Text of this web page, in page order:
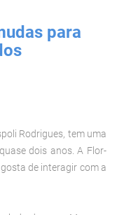
para
Rodrigues, tem uma
dois anos. A Flor-
de interagir com a